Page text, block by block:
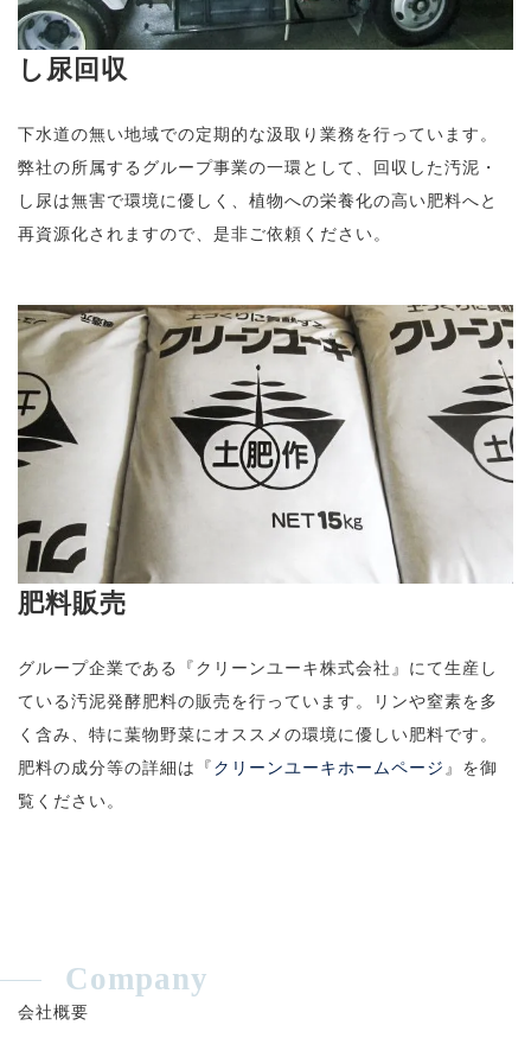
し尿回収
下水道の無い地域での定期的な汲取り業務を行っています。
弊社の所属するグループ事業の一環として、回収した汚泥・
し尿は無害で環境に優しく、植物への栄養化の高い肥料へと
再資源化されますので、是非ご依頼ください。
肥料販売
グループ企業である『クリーンユーキ株式会社』にて生産し
ている汚泥発酵肥料の販売を行っています。リンや窒素を多
く含み、特に葉物野菜にオススメの環境に優しい肥料です。
肥料の成分等の詳細は『 クリーンユーキホームページ 』を御
覧ください。
Company
会社概要